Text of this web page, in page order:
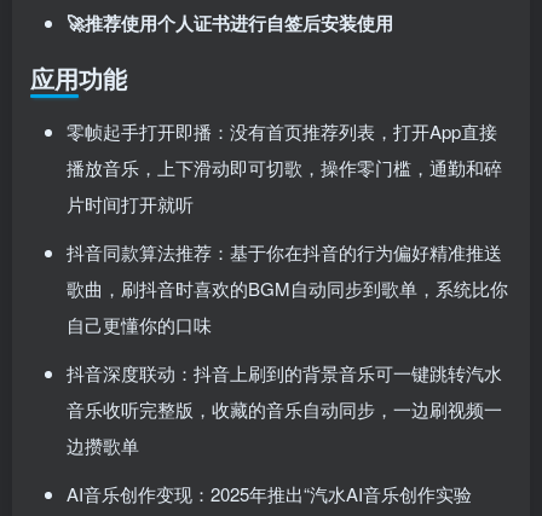
🚀推荐使用个人证书进行自签后安装使用
应用功能
零帧起手打开即播：没有首页推荐列表，打开App直接
播放音乐，上下滑动即可切歌，操作零门槛，通勤和碎
片时间打开就听
抖音同款算法推荐：基于你在抖音的行为偏好精准推送
歌曲，刷抖音时喜欢的BGM自动同步到歌单，系统比你
自己更懂你的口味
抖音深度联动：抖音上刷到的背景音乐可一键跳转汽水
音乐收听完整版，收藏的音乐自动同步，一边刷视频一
边攒歌单
AI音乐创作变现：2025年推出“汽水AI音乐创作实验